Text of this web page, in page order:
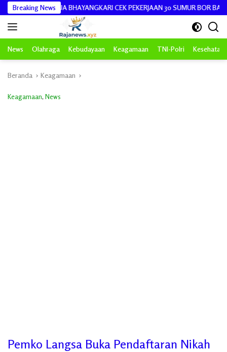
Langsung
ke
konten
Breaking News
BHAYANGKARI CEK PEKERJAAN 30 SUMUR BOR BANTUAN AIR
News Olahraga Kebudayaan Keagamaan TNI-Polri Kesehatan
Beranda Keagamaan
Keagamaan, News
Pemko Langsa Buka Pendaftaran Nikah